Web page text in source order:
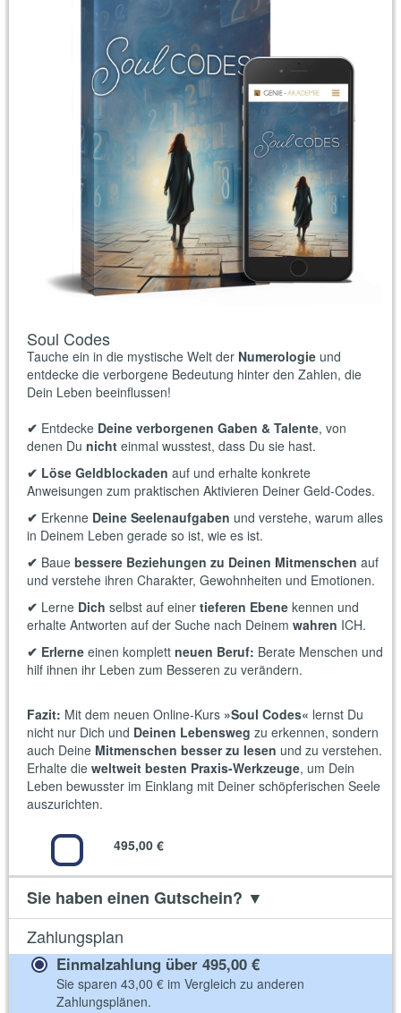
Soul Codes
Tauche ein in die mystische Welt der Numerologie und
entdecke die verborgene Bedeutung hinter den Zahlen, die
Dein Leben beeinflussen!
✔ Entdecke Deine verborgenen Gaben & Talente, von
denen Du nicht einmal wusstest, dass Du sie hast.
✔ Löse Geldblockaden auf und erhalte konkrete
Anweisungen zum praktischen Aktivieren Deiner Geld-Codes.
✔ Erkenne Deine Seelenaufgaben und verstehe, warum alles
in Deinem Leben gerade so ist, wie es ist.
✔ Baue bessere Beziehungen zu Deinen Mitmenschen auf
und verstehe ihren Charakter, Gewohnheiten und Emotionen.
✔ Lerne Dich selbst auf einer tieferen Ebene kennen und
erhalte Antworten auf der Suche nach Deinem wahren ICH.
✔ Erlerne einen komplett neuen Beruf: Berate Menschen und
hilf ihnen ihr Leben zum Besseren zu verändern.
Fazit: Mit dem neuen Online-Kurs »Soul Codes« lernst Du
nicht nur Dich und Deinen Lebensweg zu erkennen, sondern
auch Deine Mitmenschen besser zu lesen und zu verstehen.
Erhalte die weltweit besten Praxis-Werkzeuge, um Dein
Leben bewusster im Einklang mit Deiner schöpferischen Seele
auszurichten.
495,00 €
Sie haben einen Gutschein? ▼
Zahlungsplan
Einmalzahlung über 495,00 €
Sie sparen 43,00 € im Vergleich zu anderen
Zahlungsplänen.